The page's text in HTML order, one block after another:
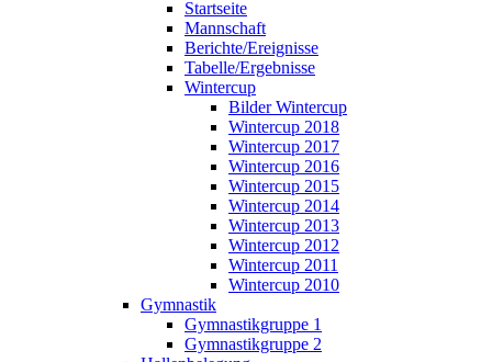
Startseite
Mannschaft
Berichte/Ereignisse
Tabelle/Ergebnisse
Wintercup
Bilder Wintercup
Wintercup 2018
Wintercup 2017
Wintercup 2016
Wintercup 2015
Wintercup 2014
Wintercup 2013
Wintercup 2012
Wintercup 2011
Wintercup 2010
Gymnastik
Gymnastikgruppe 1
Gymnastikgruppe 2